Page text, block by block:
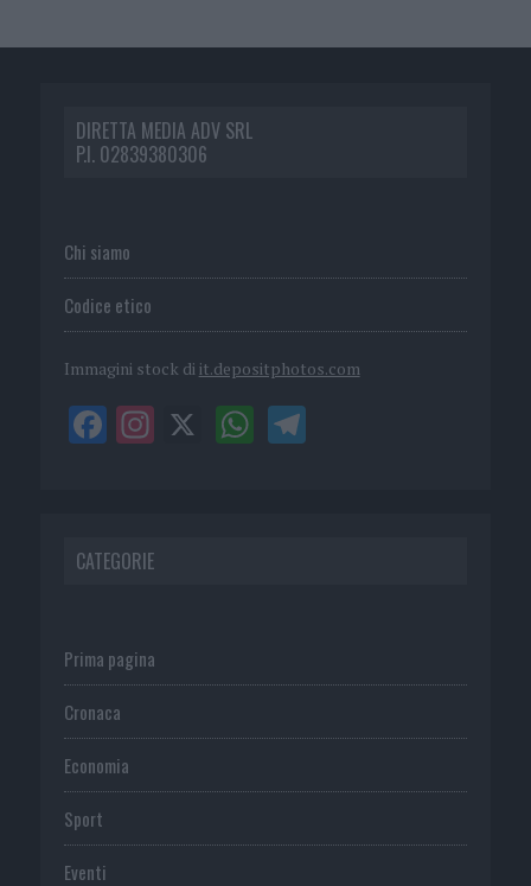
DIRETTA MEDIA ADV SRL
P.I. 02839380306
Chi siamo
Codice etico
Immagini stock di it.depositphotos.com
CATEGORIE
Prima pagina
Cronaca
Economia
Sport
Eventi